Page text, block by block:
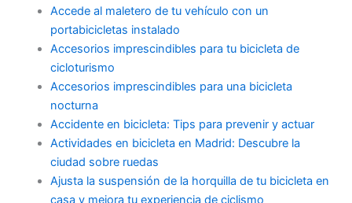
Accede al maletero de tu vehículo con un
portabicicletas instalado
Accesorios imprescindibles para tu bicicleta de
cicloturismo
Accesorios imprescindibles para una bicicleta
nocturna
Accidente en bicicleta: Tips para prevenir y actuar
Actividades en bicicleta en Madrid: Descubre la
ciudad sobre ruedas
Ajusta la suspensión de la horquilla de tu bicicleta en
casa y mejora tu experiencia de ciclismo